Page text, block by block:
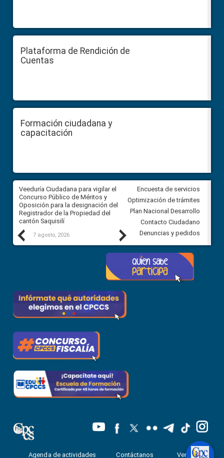
Plataforma de Rendición de
Cuentas
Formación ciudadana y
capacitación
Previous
Veeduría Ciudadana para vigilar el
Concurso Público de Méritos y
Oposición para la designación del
Registrador de la Propiedad del
cantón Saquisilí
7 agosto, 2026
Veeduría Ciudadana para
construcción del asfaltado de
Ballenita del cantón Santa
7 agosto, 2026
Next
Encuesta de servicios
Optimización de trámites
Plan Nacional Desarrollo
Contacto Ciudadano
Denuncias y pedidos
Agenda de actividades Contáctanos Ventanilla